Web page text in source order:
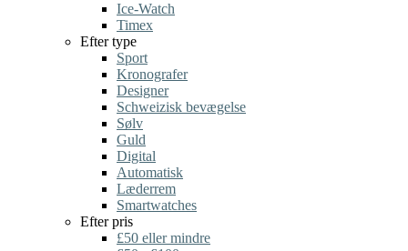
Ice-Watch
Timex
Efter type
Sport
Kronografer
Designer
Schweizisk bevægelse
Sølv
Guld
Digital
Automatisk
Læderrem
Smartwatches
Efter pris
£50 eller mindre